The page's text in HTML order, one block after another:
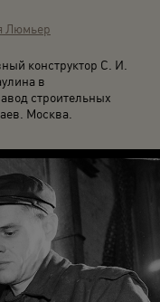
Люмьер
конструктор С. И.
в
строительных
Москва.